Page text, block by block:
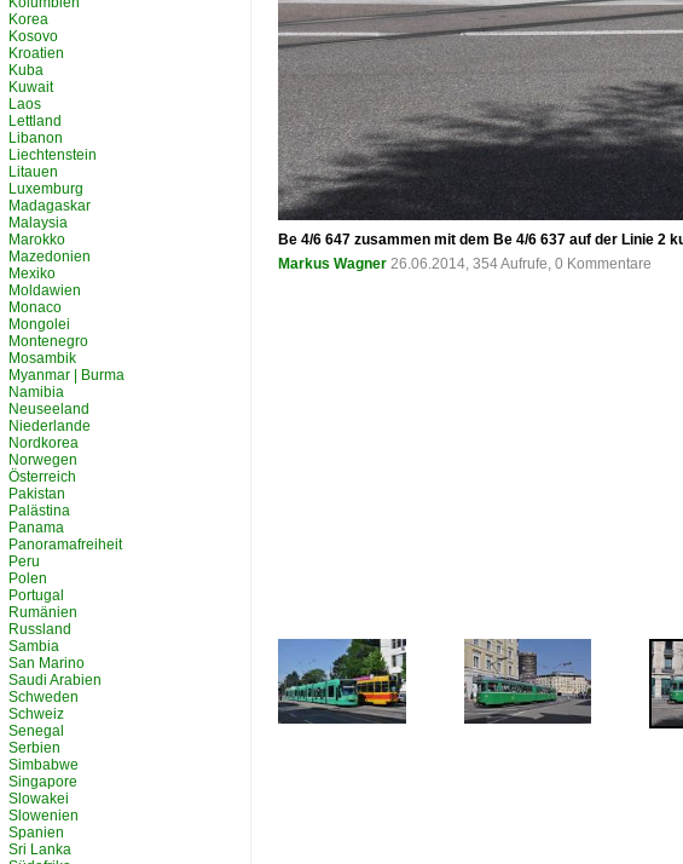
Be 4/6 647 zusammen mit dem Be 4/6 637 auf der Linie
Markus Wagner 26.06.2014, 354 Aufrufe, 0 Kommentare
Korea
Kosovo
Kroatien
Kuba
Kuwait
Laos
Lettland
Libanon
Liechtenstein
Litauen
Luxemburg
Madagaskar
Malaysia
Marokko
Mazedonien
Mexiko
Moldawien
Monaco
Mongolei
Montenegro
Mosambik
Myanmar | Burma
Namibia
Neuseeland
Niederlande
Nordkorea
Norwegen
Österreich
Pakistan
Palästina
Panama
Panoramafreiheit
Peru
Polen
Portugal
Rumänien
Russland
Sambia
San Marino
Saudi Arabien
Schweden
Schweiz
Senegal
Serbien
Simbabwe
Singapore
Slowakei
Slowenien
Spanien
Sri Lanka